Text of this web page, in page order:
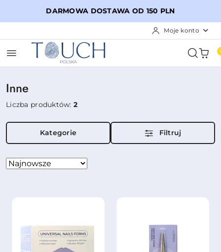
Przejdź do treści głównej
Przejdź do wyszukiwarki
Przejdź do moje konto
Przejdź do menu głównego
Przejdź do stopki
DARMOWA DOSTAWA OD 150 PLN
Moje konto
Inne
Liczba produktów:2
Kategorie Filtruj
Zastosowano
Sortuj